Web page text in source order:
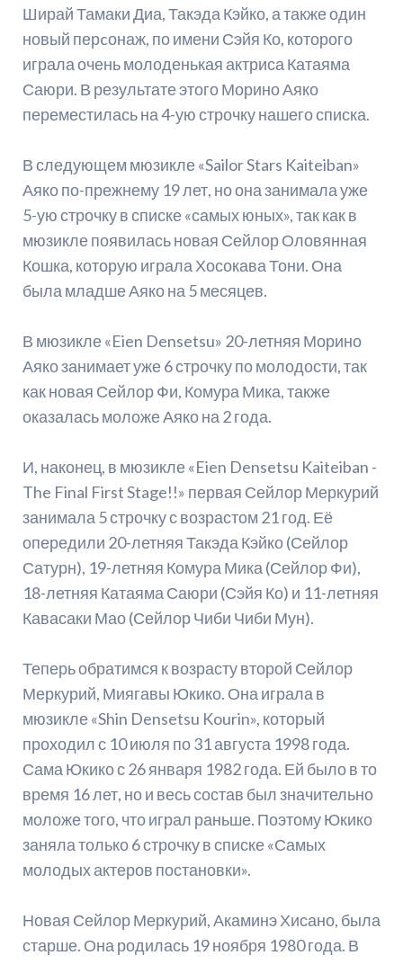
Ширай Тамаки Диа, Такэда Кэйко, а также один
новый перcонаж, по имени Сэйя Ко, которого
играла очень молоденькая актриса Катаяма
Саюри. В результате этого Морино Аяко
переместилась на 4-ую строчку нашего списка.
В следующем мюзикле «Sailor Stars Kaiteiban»
Аяко по-прежнему 19 лет, но она занимала уже
5-ую строчку в списке «самых юных», так как в
мюзикле появилась новая Сейлор Оловянная
Кошка, которую играла Хосокава Тони. Она
была младше Аяко на 5 месяцев.
В мюзикле «Eien Densetsu» 20-летняя Морино
Аяко занимает уже 6 строчку по молодости, так
как новая Сейлор Фи, Комура Мика, также
оказалась моложе Аяко на 2 года.
И, наконец, в мюзикле «Eien Densetsu Kaiteiban -
The Final First Stage!!» первая Сейлор Меркурий
занимала 5 строчку с возрастом 21 год. Её
опередили 20-летняя Такэда Кэйко (Сейлор
Сатурн), 19-летняя Комура Мика (Сейлор Фи),
18-летняя Катаяма Саюри (Сэйя Ко) и 11-летняя
Кавасаки Мао (Сейлор Чиби Чиби Мун).
Теперь обратимся к возрасту второй Сейлор
Меркурий, Миягавы Юкико. Она играла в
мюзикле «Shin Densetsu Kourin», который
проходил с 10 июля по 31 августа 1998 года.
Сама Юкико с 26 января 1982 года. Ей было в то
время 16 лет, но и весь состав был значительно
моложе того, что играл раньше. Поэтому Юкико
заняла только 6 строчку в списке «Самых
молодых актеров постановки».
Новая Сейлор Меркурий, Акаминэ Хисано, была
старше. Она родилась 19 ноября 1980 года. В